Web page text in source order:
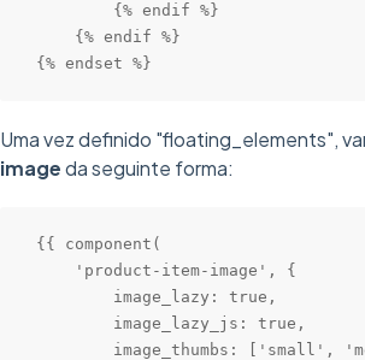
        {% endif %}
    {% endif %}
{% endset %}
Uma vez definido "floating_elements",
imageda seguinte forma:
{{ component(
    'product-item-image', {
        image_lazy: true,
        image_lazy_js: true,
image_thumbs: ['small',